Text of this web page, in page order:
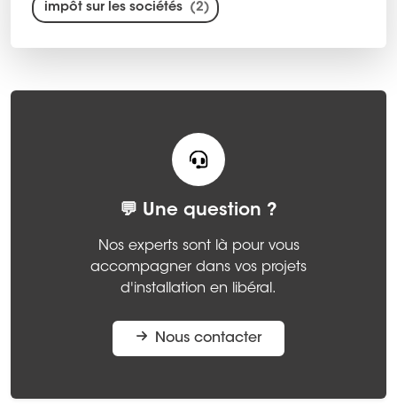
impôt sur les sociétés (2)
💬 Une question ?
Nos experts sont là pour vous
accompagner dans vos projets
d'installation en libéral.
Nous contacter